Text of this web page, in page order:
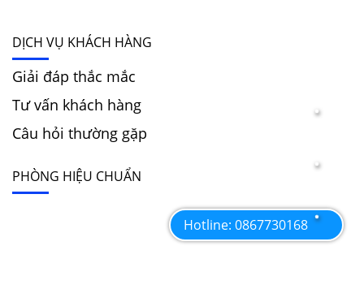
DỊCH VỤ KHÁCH HÀNG
Giải đáp thắc mắc
Tư vấn khách hàng
Câu hỏi thường gặp
PHÒNG HIỆU CHUẨN
Hotline: 0867730168